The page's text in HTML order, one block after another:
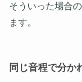
そういった場合
ます。
同じ音程で分か